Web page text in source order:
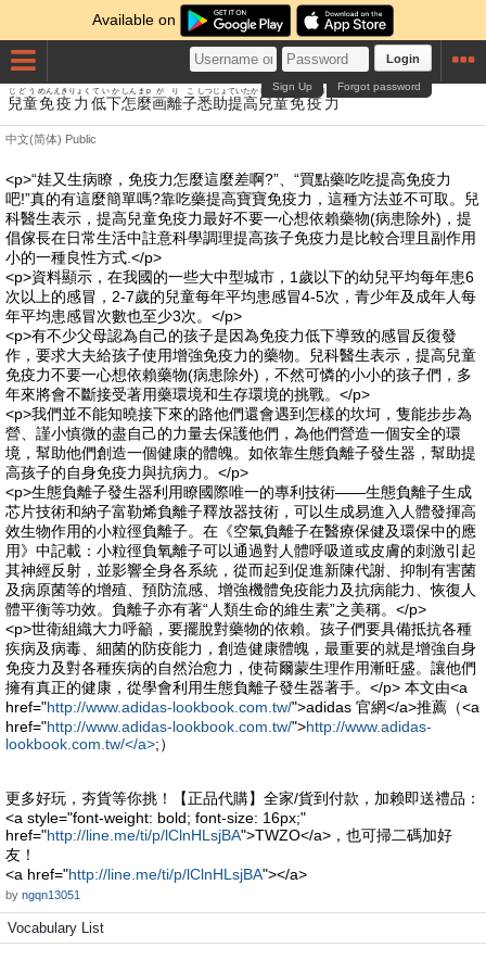
Available on
Login
Forgot password
Sign Up
兒童
じどう
免疫力
めんえきりょく
低下
ていか
怎
しん
麼
まp
画
が
離
り
子
こ
悉
しつ
助
じょ
提
てい
高
たか
兒童
じどう
免疫力
めんえきりょく
中文(简体) Public
<p>“娃又生病瞭，免疫力怎麼這麼差啊?”、“買點藥吃吃提高免疫力
吧!”真的有這麼簡單嗎?靠吃藥提高寶寶免疫力，這種方法並不可取。兒
科醫生表示，提高兒童免疫力最好不要一心想依賴藥物(病患除外)，提
倡傢長在日常生活中註意科學調理提高孩子免疫力是比較合理且副作用
小的一種良性方式.</p>
<p>資料顯示，在我國的一些大中型城市，1歲以下的幼兒平均每年患6
次以上的感冒，2-7歲的兒童每年平均患感冒4-5次，青少年及成年人每
年平均患感冒次數也至少3次。</p>
<p>有不少父母認為自己的孩子是因為免疫力低下導致的感冒反復發
作，要求大夫給孩子使用增強免疫力的藥物。兒科醫生表示，提高兒童
免疫力不要一心想依賴藥物(病患除外)，不然可憐的小小的孩子們，多
年來將會不斷接受著用藥環境和生存環境的挑戰。</p>
<p>我們並不能知曉接下來的路他們還會遇到怎樣的坎坷，隻能步步為
營、謹小慎微的盡自己的力量去保護他們，為他們營造一個安全的環
境，幫助他們創造一個健康的體魄。如依靠生態負離子發生器，幫助提
高孩子的自身免疫力與抗病力。</p>
<p>生態負離子發生器利用瞭國際唯一的專利技術——生態負離子生成
芯片技術和納子富勒烯負離子釋放器技術，可以生成易進入人體發揮高
效生物作用的小粒徑負離子。在《空氣負離子在醫療保健及環保中的應
用》中記載：小粒徑負氧離子可以通過對人體呼吸道或皮膚的刺激引起
其神經反射，並影響全身各系統，從而起到促進新陳代謝、抑制有害菌
及病原菌等的增殖、預防流感、增強機體免疫能力及抗病能力、恢復人
體平衡等功效。負離子亦有著“人類生命的維生素”之美稱。</p>
<p>世衛組織大力呼籲，要擺脫對藥物的依賴。孩子們要具備抵抗各種
疾病及病毒、細菌的防疫能力，創造健康體魄，最重要的就是增強自身
免疫力及對各種疾病的自然治愈力，使荷爾蒙生理作用漸旺盛。讓他們
擁有真正的健康，從學會利用生態負離子發生器著手。</p> 本文由<a
href="http://www.adidas-lookbook.com.tw/">adidas 官網</a>推薦（<a
href="http://www.adidas-lookbook.com.tw/">http://www.adidas-
lookbook.com.tw/</a>;）
更多好玩，夯貨等你挑！【正品代購】全家/貨到付款，加赖即送禮品：
<a style="font-weight: bold; font-size: 16px;"
href="http://line.me/ti/p/lClnHLsjBA">TWZO</a>，也可掃二碼加好
友！
<a href="http://line.me/ti/p/lClnHLsjBA"></a>
by ngqn13051
Vocabulary List